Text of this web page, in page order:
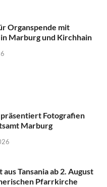
Organspende mit
Marburg und Kirchhain
Fotografien
Marburg
Tansania ab 2. August
Pfarrkirche